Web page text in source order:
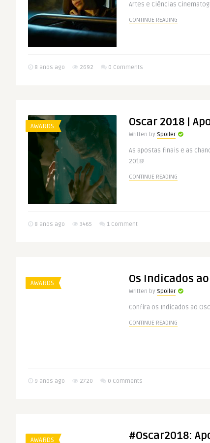
Artes e Ciências
CONTINUE READING
8 anos ago 2692 0 Comments
AWARDS Oscar 2018 |
Written by Spoiler
As apostas finais e as
2018!
CONTINUE READING
8 anos ago 3465 1 Comment
AWARDS Os Indicados
Written by Spoiler
Confira os Indicados ao
CONTINUE READING
9 anos ago 2720 0 Comments
AWARDS
#Oscar2018: